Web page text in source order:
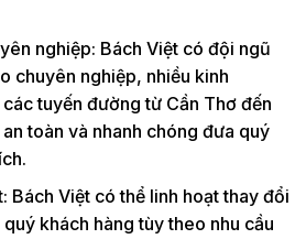
nghiệp: Bách Việt có đội ngũ
chuyên nghiệp, nhiều kinh
tuyến đường từ Cần Thơ đến
toàn và nhanh chóng đưa quý
Bách Việt có thể linh hoạt thay đổi
khách hàng tùy theo nhu cầu